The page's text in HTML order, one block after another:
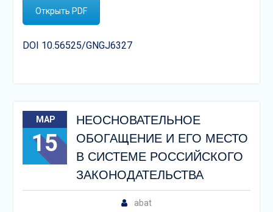
Открыть PDF
DOI 10.56525/GNGJ6327
МАР
15
НЕОСНОВАТЕЛЬНОЕ
ОБОГАЩЕНИЕ И ЕГО МЕСТО
В СИСТЕМЕ РОССИЙСКОГО
ЗАКОНОДАТЕЛЬСТВА
abat